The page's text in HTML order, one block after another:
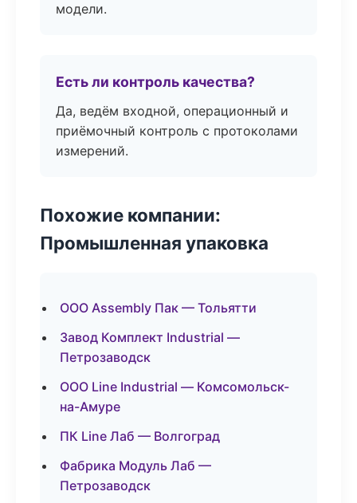
модели.
Есть ли контроль качества?
Да, ведём входной, операционный и
приёмочный контроль с протоколами
измерений.
Похожие компании:
Промышленная упаковка
ООО Assembly Пак — Тольятти
Завод Комплект Industrial —
Петрозаводск
ООО Line Industrial — Комсомольск-
на-Амуре
ПК Line Лаб — Волгоград
Фабрика Модуль Лаб —
Петрозаводск